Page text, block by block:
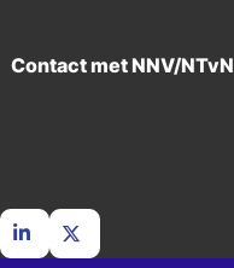
Contact met NNV/NTvN